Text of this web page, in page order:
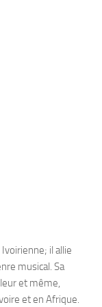
il allie
musical. Sa
et même,
et en Afrique.